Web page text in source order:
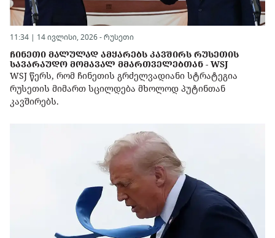
11:34 | 14 ივლისი, 2026 - რუსეთი
ᲩᲘᲜᲔᲗᲘ ᲛᲐᲚᲣᲚᲐᲓ ᲐᲛᲧᲐᲠᲔᲑᲡ ᲙᲐᲕᲨᲘᲠᲡ ᲠᲣᲡᲔᲗᲘᲡ
ᲡᲐᲕᲐᲠᲐᲣᲓᲝ ᲛᲝᲛᲐᲕᲐᲚ ᲛᲛᲐᲠᲗᲕᲔᲚᲔᲑᲗᲐᲜ - WSJ
WSJ წერს, რომ ჩინეთის გრძელვადიანი სტრატეგია
რუსეთის მიმართ სცილდება მხოლოდ პუტინთან
კავშირებს.